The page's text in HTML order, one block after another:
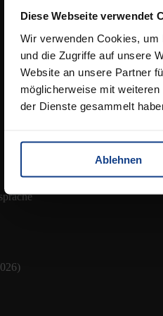
Diese Webseite verwendet
Wir verwenden Cookies,
und die Zugriffe auf unsere
Website an unsere Partner
möglicherweise mit
der Dienste gesammelt
Ablehnen
AGB